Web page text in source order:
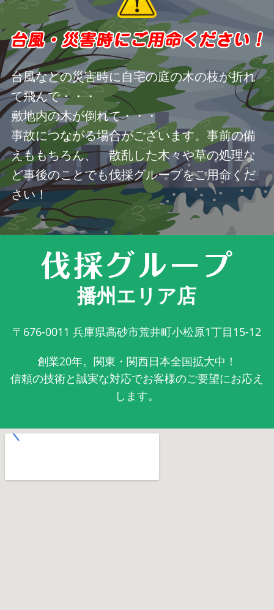
台風などの災害時に自宅の庭の木の枝が折れ
て飛んで・・・
敷地内の木が倒れて・・・
事故につながる場合がございます。事前の備
えももちろん、 散乱した木々や草の処理な
ど事後のことでも伐採グループをご用命くだ
さい！
播州エリア店
〒676-0011 兵庫県高砂市荒井町小松原1丁目15-12
創業20年。関東・関西日本全国拡大中！
信頼の技術と誠実な対応でお客様のご要望にお応え
します。